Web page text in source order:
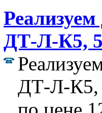
Реализуем
ДТ-Л-К5,
ДТ-Л-К5,